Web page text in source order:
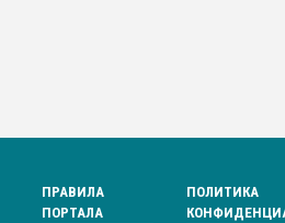
ПРАВИЛА
ПОРТАЛА
ПОЛИТИКА